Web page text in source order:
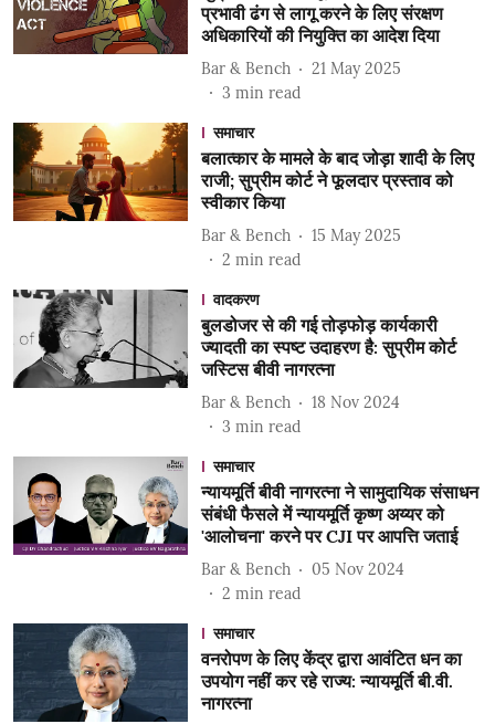
प्रभावी ढंग से लागू करने के लिए संरक्षण
अधिकारियों की नियुक्ति का आदेश दिया
Bar & Bench
21 May 2025
3 min read
समाचार
बलात्कार के मामले के बाद जोड़ा शादी के लिए
राजी; सुप्रीम कोर्ट ने फूलदार प्रस्ताव को
स्वीकार किया
Bar & Bench
15 May 2025
2 min read
वादकरण
बुलडोजर से की गई तोड़फोड़ कार्यकारी
ज्यादती का स्पष्ट उदाहरण है: सुप्रीम कोर्ट
जस्टिस बीवी नागरत्ना
Bar & Bench
18 Nov 2024
3 min read
समाचार
न्यायमूर्ति बीवी नागरत्ना ने सामुदायिक संसाधन
संबंधी फैसले में न्यायमूर्ति कृष्ण अय्यर को
'आलोचना' करने पर CJI पर आपत्ति जताई
Bar & Bench
05 Nov 2024
2 min read
समाचार
वनरोपण के लिए केंद्र द्वारा आवंटित धन का
उपयोग नहीं कर रहे राज्य: न्यायमूर्ति बी.वी.
नागरत्ना